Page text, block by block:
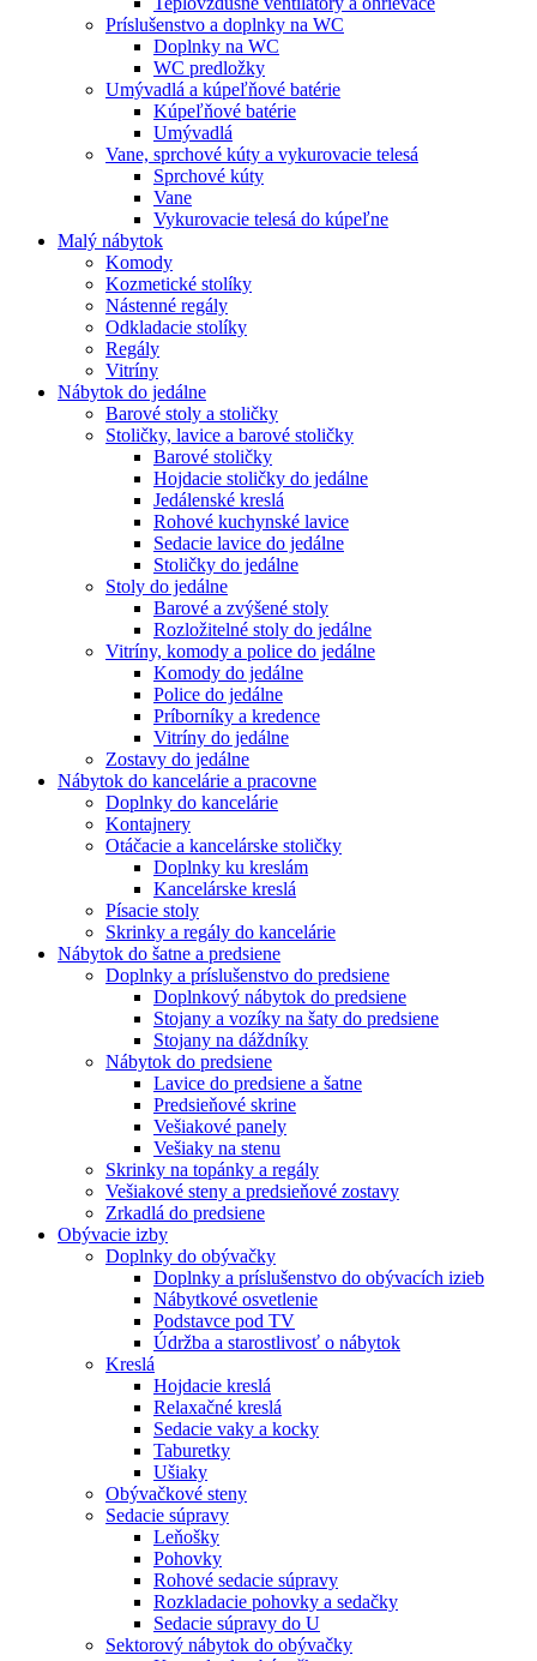
Príslušenstvo a doplnky na WC
Doplnky na WC
WC predložky
Umývadlá a kúpeľňové batérie
Kúpeľňové batérie
Umývadlá
Vane, sprchové kúty a vykurovacie telesá
Sprchové kúty
Vane
Vykurovacie telesá do kúpeľne
Malý nábytok
Komody
Kozmetické stolíky
Nástenné regály
Odkladacie stolíky
Regály
Vitríny
Nábytok do jedálne
Barové stoly a stoličky
Stoličky, lavice a barové stoličky
Barové stoličky
Hojdacie stoličky do jedálne
Jedálenské kreslá
Rohové kuchynské lavice
Sedacie lavice do jedálne
Stoličky do jedálne
Stoly do jedálne
Barové a zvýšené stoly
Rozložitelné stoly do jedálne
Vitríny, komody a police do jedálne
Komody do jedálne
Police do jedálne
Príborníky a kredence
Vitríny do jedálne
Zostavy do jedálne
Nábytok do kancelárie a pracovne
Doplnky do kancelárie
Kontajnery
Otáčacie a kancelárske stoličky
Doplnky ku kreslám
Kancelárske kreslá
Písacie stoly
Skrinky a regály do kancelárie
Nábytok do šatne a predsiene
Doplnky a príslušenstvo do predsiene
Doplnkový nábytok do predsiene
Stojany a vozíky na šaty do predsiene
Stojany na dáždníky
Nábytok do predsiene
Lavice do predsiene a šatne
Predsieňové skrine
Vešiakové panely
Vešiaky na stenu
Skrinky na topánky a regály
Vešiakové steny a predsieňové zostavy
Zrkadlá do predsiene
Obývacie izby
Doplnky do obývačky
Doplnky a príslušenstvo do obývacích izieb
Nábytkové osvetlenie
Podstavce pod TV
Údržba a starostlivosť o nábytok
Kreslá
Hojdacie kreslá
Relaxačné kreslá
Sedacie vaky a kocky
Taburetky
Ušiaky
Obývačkové steny
Sedacie súpravy
Leňošky
Pohovky
Rohové sedacie súpravy
Rozkladacie pohovky a sedačky
Sedacie súpravy do U
Sektorový nábytok do obývačky